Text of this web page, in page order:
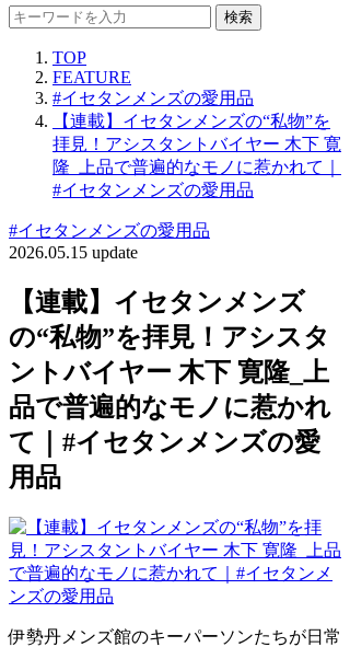
検索
TOP
FEATURE
#イセタンメンズの愛用品
【連載】イセタンメンズの“私物”を
拝見！アシスタントバイヤー 木下 寛
隆_上品で普遍的なモノに惹かれて｜
#イセタンメンズの愛用品
#イセタンメンズの愛用品
2026.05.15 update
【連載】イセタンメンズ
の“私物”を拝見！アシスタ
ントバイヤー 木下 寛隆_上
品で普遍的なモノに惹かれ
て｜#イセタンメンズの愛
用品
伊勢丹メンズ館のキーパーソンたちが日常